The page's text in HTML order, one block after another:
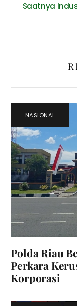
Saatnya
NASIONAL
Polda Riau
Perkara
Korporasi